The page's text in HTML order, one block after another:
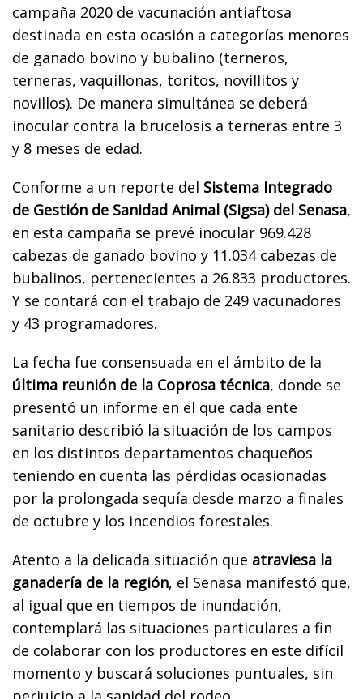
campaña 2020 de vacunación antiaftosa
destinada en esta ocasión a categorías menores
de ganado bovino y bubalino (terneros,
terneras, vaquillonas, toritos, novillitos y
novillos). De manera simultánea se deberá
inocular contra la brucelosis a terneras entre 3
y 8 meses de edad.
Conforme a un reporte del Sistema Integrado
de Gestión de Sanidad Animal (Sigsa) del Senasa,
en esta campaña se prevé inocular 969.428
cabezas de ganado bovino y 11.034 cabezas de
bubalinos, pertenecientes a 26.833 productores.
Y se contará con el trabajo de 249 vacunadores
y 43 programadores.
La fecha fue consensuada en el ámbito de la
última reunión de la Coprosa técnica, donde se
presentó un informe en el que cada ente
sanitario describió la situación de los campos
en los distintos departamentos chaqueños
teniendo en cuenta las pérdidas ocasionadas
por la prolongada sequía desde marzo a finales
de octubre y los incendios forestales.
Atento a la delicada situación que atraviesa la
ganadería de la región, el Senasa manifestó que,
al igual que en tiempos de inundación,
contemplará las situaciones particulares a fin
de colaborar con los productores en este difícil
momento y buscará soluciones puntuales, sin